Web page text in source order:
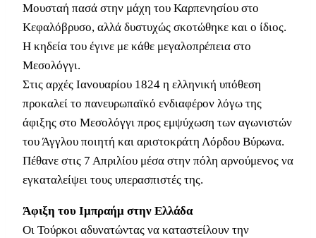
Μουσταή πασά στην μάχη του Καρπενησίου στο
Κεφαλόβρυσο, αλλά δυστυχώς σκοτώθηκε και ο ίδιος.
Η κηδεία του έγινε με κάθε μεγαλοπρέπεια στο
Μεσολόγγι.
Στις αρχές Ιανουαρίου 1824 η ελληνική υπόθεση
προκαλεί το πανευρωπαϊκό ενδιαφέρον λόγω της
άφιξης στο Μεσολόγγι προς εμψύχωση των αγωνιστών
του Άγγλου ποιητή και αριστοκράτη Λόρδου Βύρωνα.
Πέθανε στις 7 Απριλίου μέσα στην πόλη αρνούμενος να
εγκαταλείψει τους υπερασπιστές της.
Άφιξη του Ιμπραήμ στην Ελλάδα
Οι Τούρκοι αδυνατώντας να καταστείλουν την